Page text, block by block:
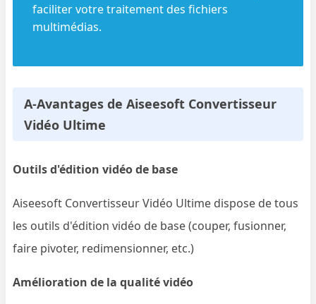
faciliter votre traitement des fichiers
multimédias.
A-Avantages de Aiseesoft Convertisseur
Vidéo Ultime
Outils d'édition vidéo de base
Aiseesoft Convertisseur Vidéo Ultime dispose de tous
les outils d'édition vidéo de base (couper, fusionner,
faire pivoter, redimensionner, etc.)
Amélioration de la qualité vidéo